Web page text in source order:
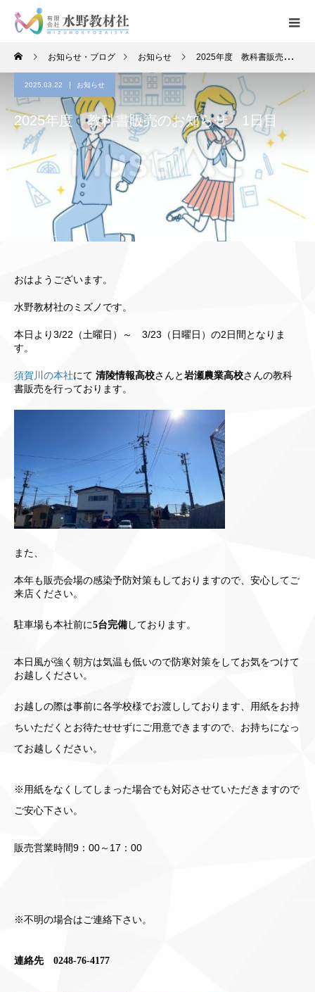
お知らせ・ブログ お知らせ 2025年度 教科書販売のお知らせ 1日目
2025.03.22 お知らせ
2025年度 教科書販売のお知らせ 1日目
おはようございます。
水野教材社のミズノです。
本日より3/22（土曜日）～ 3/23（日曜日）の2日間となりま
す。
須賀川の本社にて 清陵情報高校さんと岩瀬農業高校さんの教科
書販売を行っております。
また、
本年も販売会場の感染予防対策もしておりますので、安心してご
来店ください。
駐車場も本社前に5台完備 しております。
本日風が強く朝方は気温も低いので防寒対策をしてお気をつけて
お越しください。
お越しの際は事前に各学校様でお渡ししております、用紙をお持
ちいただくとお待たせせずにご用意できますので、お持ちになっ
てお越しください。
※用紙をなくしてしまった場合でも対応させていただきますので
ご安心下さい。
販売営業時間9：00～17：00
※不明の場合はご連絡下さい。
連絡先 0248-76-4177